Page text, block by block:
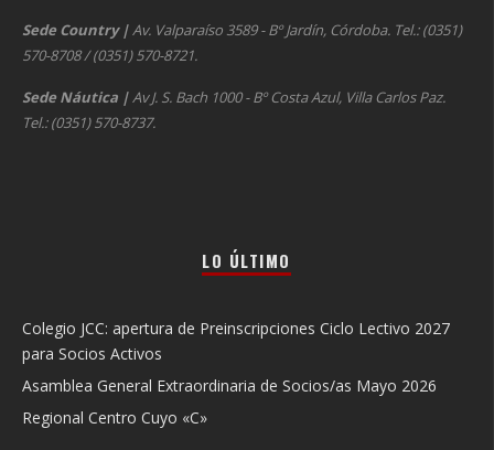
Sede Country |Av. Valparaíso 3589 - Bº Jardín, Córdoba. Tel.: (0351)
570-8708 / (0351) 570-8721.
Sede Náutica |Av J. S. Bach 1000 - Bº Costa Azul, Villa Carlos Paz.
Tel.: (0351) 570-8737.
LO ÚLTIMO
Colegio JCC: apertura de Preinscripciones Ciclo Lectivo 2027
para Socios Activos
Asamblea General Extraordinaria de Socios/as Mayo 2026
Regional Centro Cuyo «C»